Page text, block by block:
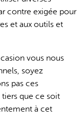
contre exigée pour
et aux outils et
vous nous
soyez
pas ces
que ce soit
à cet